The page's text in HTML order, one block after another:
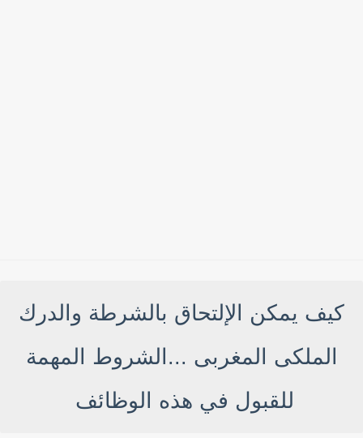
كيف يمكن الإلتحاق بالشرطة والدرك
الملكى المغربى ...الشروط المهمة
للقبول في هذه الوظائف